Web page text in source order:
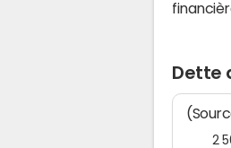
Dette
2